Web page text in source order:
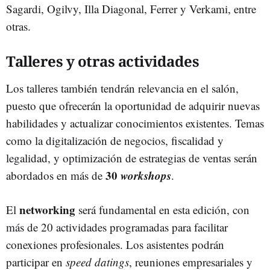
Sagardi, Ogilvy, Illa Diagonal, Ferrer y Verkami, entre
otras.
Talleres y otras actividades
Los talleres también tendrán relevancia en el salón,
puesto que ofrecerán la oportunidad de adquirir nuevas
habilidades y actualizar conocimientos existentes. Temas
como la digitalización de negocios, fiscalidad y
legalidad, y optimización de estrategias de ventas serán
abordados en más de 30 workshops.
El networking será fundamental en esta edición, con
más de 20 actividades programadas para facilitar
conexiones profesionales. Los asistentes podrán
participar en speed datings, reuniones empresariales y